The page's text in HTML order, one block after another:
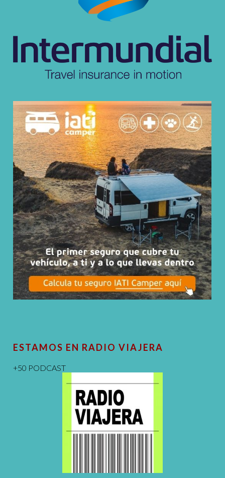
ESTAMOS EN RADIO VIAJERA
+50 PODCAST